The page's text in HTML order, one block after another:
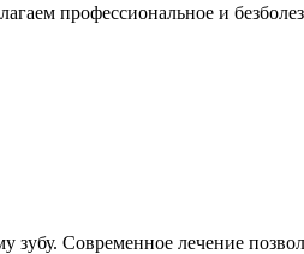
профессиональное и
Современное лечение